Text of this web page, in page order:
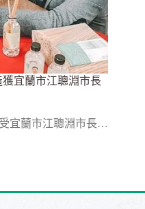
宜蘭市江聰淵市長
宜蘭市江聰淵市長…